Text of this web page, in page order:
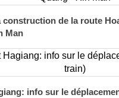
construction de la route
Man
info sur le